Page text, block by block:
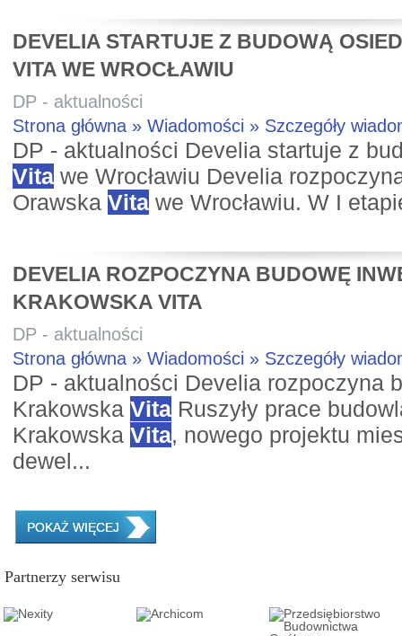
DEVELIA STARTUJE Z BUDOWĄ
VITA WE WROCŁAWIU
DP - aktualności
Strona główna » Wiadomości » Szczegóły
DP - aktualności Develia startuje z
Vita we Wrocławiu Develia
Orawska Vita we Wrocławiu. W I
DEVELIA ROZPOCZYNA BUDOWĘ
KRAKOWSKA VITA
DP - aktualności
Strona główna » Wiadomości » Szczegóły
DP - aktualności Develia rozpoczyna
Krakowska Vita Ruszyły prace
Krakowska Vita, nowego projektu
dewel...
POKAŻ WIĘCEJ
Partnerzy serwisu